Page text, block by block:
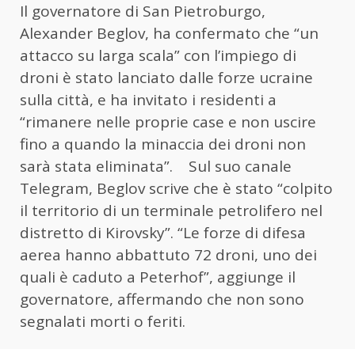
Il governatore di San Pietroburgo,
Alexander Beglov, ha confermato che “un
attacco su larga scala” con l’impiego di
droni è stato lanciato dalle forze ucraine
sulla città, e ha invitato i residenti a
“rimanere nelle proprie case e non uscire
fino a quando la minaccia dei droni non
sarà stata eliminata”. Sul suo canale
Telegram, Beglov scrive che è stato “colpito
il territorio di un terminale petrolifero nel
distretto di Kirovsky”. “Le forze di difesa
aerea hanno abbattuto 72 droni, uno dei
quali è caduto a Peterhof”, aggiunge il
governatore, affermando che non sono
segnalati morti o feriti.